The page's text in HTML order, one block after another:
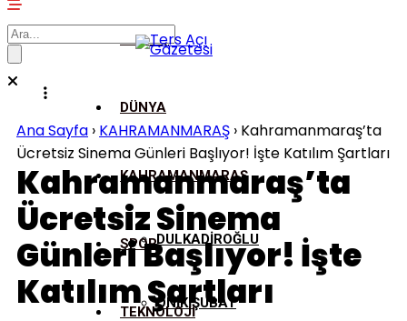
ASAYİŞ
DÜNYA
KAHRAMANMARAŞ
DULKADİROĞLU
ONİKİŞUBAT
SPOR
TEKNOLOJİ
Ana Sayfa › KAHRAMANMARAŞ › Kahramanmaraş’ta
Ücretsiz Sinema Günleri Başlıyor! İşte Katılım Şartları
Kahramanmaraş’ta
Ücretsiz Sinema
Günleri Başlıyor! İşte
Katılım Şartları